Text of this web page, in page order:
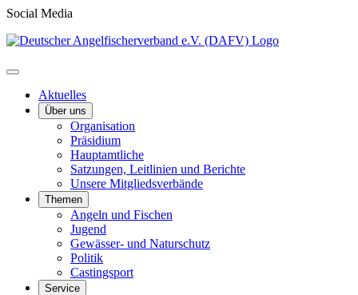
Social Media
Aktuelles
Über uns
Organisation
Präsidium
Hauptamtliche
Satzungen, Leitlinien und Berichte
Unsere Mitgliedsverbände
Themen
Angeln und Fischen
Jugend
Gewässer- und Naturschutz
Politik
Castingsport
Service